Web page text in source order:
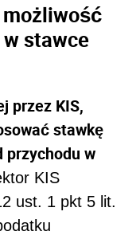
stawce
przez KIS,
stawkę
przychodu w
KIS
ust. 1 pkt 5 lit.